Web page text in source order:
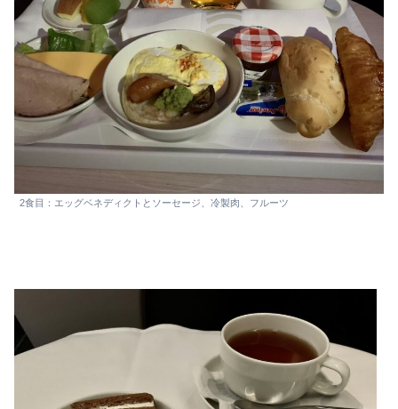
2食目：エッグベネディクトとソーセージ、冷製肉、フルーツ